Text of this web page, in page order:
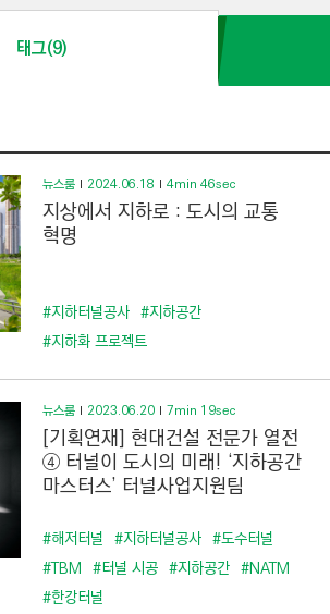
I
O
N
S
T
R
U
C
태그(9)
뉴스룸 2024.06.18 4min 46sec
지상에서 지하로 : 도시의 교통
혁명
#지하터널공사 #지하공간
#지하화 프로젝트
뉴스룸 2023.06.20 7min 19sec
[기획연재] 현대건설 전문가 열전
④ 터널이 도시의 미래! ‘지하공간
마스터스’ 터널사업지원팀
#해저터널 #지하터널공사 #도수터널
#TBM #터널 시공 #지하공간 #NATM
#한강터널